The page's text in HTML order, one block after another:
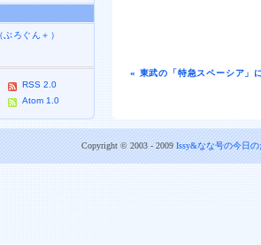
« 東武の「特急スペーシア」
ろぐん＋）
RSS 2.0
Atom 1.0
Copyright © 2003 - 2009 Issy&なな号の今日